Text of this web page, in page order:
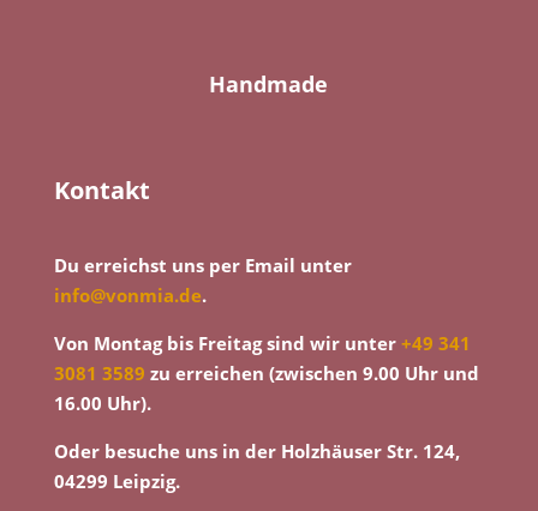
Handmade
Kontakt
Du erreichst uns per Email unter
info@vonmia.de.
Von Montag bis Freitag sind wir unter +49 341
3081 3589 zu erreichen (zwischen 9.00 Uhr und
16.00 Uhr).
Oder besuche uns in der Holzhäuser Str. 124,
04299 Leipzig.